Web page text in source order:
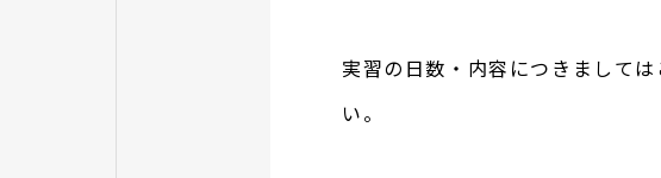
実習の日数・内容につきまして
い。